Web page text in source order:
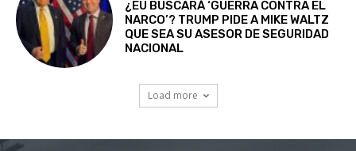
¿EU BUSCARÁ ‘GUERRA CONTRA EL
NARCO’? TRUMP PIDE A MIKE WALTZ
QUE SEA SU ASESOR DE SEGURIDAD
NACIONAL
Load more